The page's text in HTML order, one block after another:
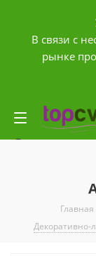
В связи с
рынке
Сравнение
Главная
Декоративно-